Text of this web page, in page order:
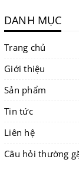
DANH MỤC
Trang chủ
Giới thiệu
Sản phẩm
Tin tức
Liên hệ
Câu hỏi thường